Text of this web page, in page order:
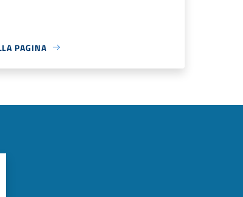
PAGINA